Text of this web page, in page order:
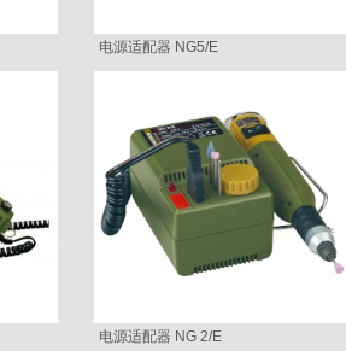
电源适配器 NG5/E
电源适配器 NG 2/E